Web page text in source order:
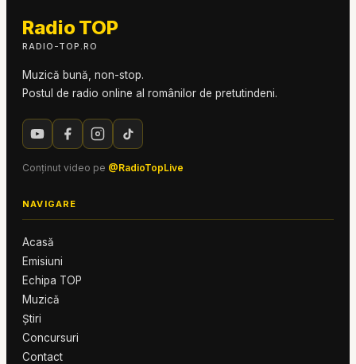
Radio TOP
RADIO-TOP.RO
Muzică bună, non-stop.
Postul de radio online al românilor de pretutindeni.
Conținut video pe @RadioTopLive
NAVIGARE
Acasă
Emisiuni
Echipa TOP
Muzică
Știri
Concursuri
Contact